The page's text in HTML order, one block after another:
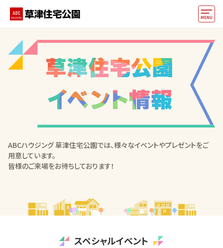
モデルハウス
住宅会社・ハウスメーカー
イベント情報・プレゼント
アクセス
好みからモデルハウスを探す
住まいづくりお役立ち情報
マイページ アカウント登録
ABCハウジング 草津住宅公園では、様々なイベントやプレゼントをご
用意しています。
皆様のご来場をお待ちしております！
スペシャルイベント